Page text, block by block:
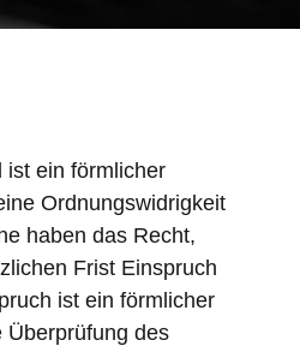
ist ein förmlicher
Ordnungswidrigkeit
haben das Recht,
Frist Einspruch
ist ein förmlicher
Überprüfung des